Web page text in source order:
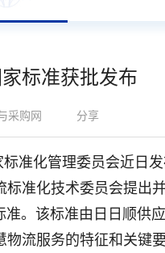
标准获批发布
采购网 分享
准化管理委员会近日
标准化技术委员会提出
。该标准由日日顺供
流服务的特征和关键